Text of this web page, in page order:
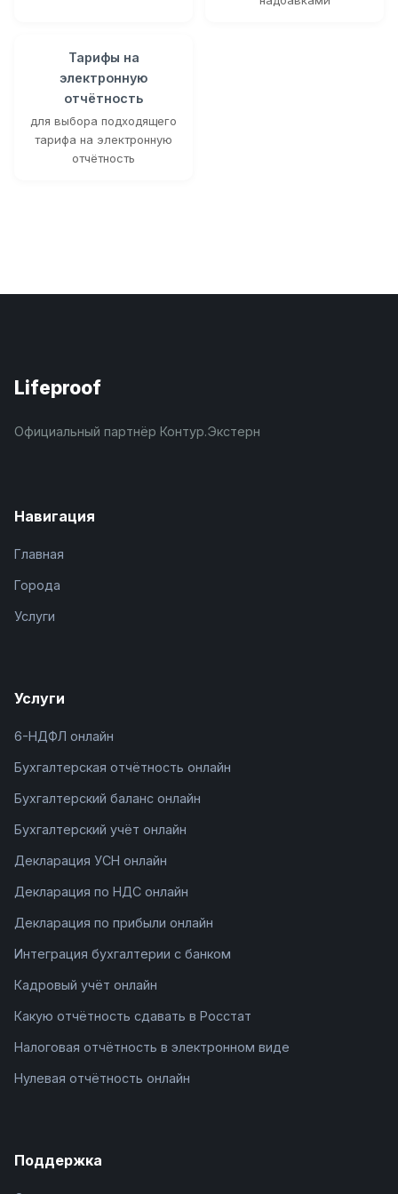
Тарифы на
электронную
отчётность
для выбора подходящего
тарифа на электронную
отчётность
Lifeproof
Официальный партнёр Контур.Экстерн
Навигация
Главная
Города
Услуги
Услуги
6-НДФЛ онлайн
Бухгалтерская отчётность онлайн
Бухгалтерский баланс онлайн
Бухгалтерский учёт онлайн
Декларация УСН онлайн
Декларация по НДС онлайн
Декларация по прибыли онлайн
Интеграция бухгалтерии с банком
Кадровый учёт онлайн
Какую отчётность сдавать в Росстат
Налоговая отчётность в электронном виде
Нулевая отчётность онлайн
Поддержка